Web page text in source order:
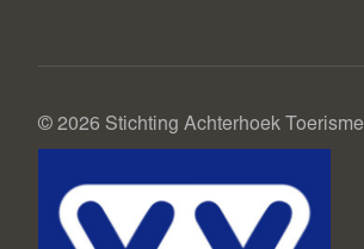
© 2026 Stichting Achterhoek Toerisme